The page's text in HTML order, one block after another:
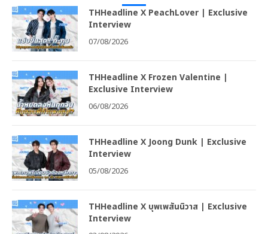
THHeadline X PeachLover | Exclusive
Interview
07/08/2026
THHeadline X Frozen Valentine |
Exclusive Interview
06/08/2026
THHeadline X Joong Dunk | Exclusive
Interview
05/08/2026
THHeadline X บุพเพสันนิวาส | Exclusive
Interview